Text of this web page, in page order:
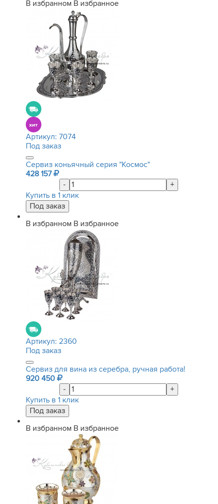
В избранном В избранное
Артикул: 7074
Под заказ
Сервиз коньячный серия "Космос"
428 157
-
+
Купить в 1 клик
В избранном В избранное
Артикул: 2360
Под заказ
Сервиз для вина из серебра, ручная работа!
920 450
-
+
Купить в 1 клик
В избранном В избранное